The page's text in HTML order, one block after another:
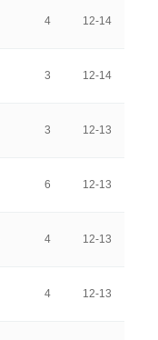
4 12-14
3 12-14
3 12-13
6 12-13
4 12-13
4 12-13